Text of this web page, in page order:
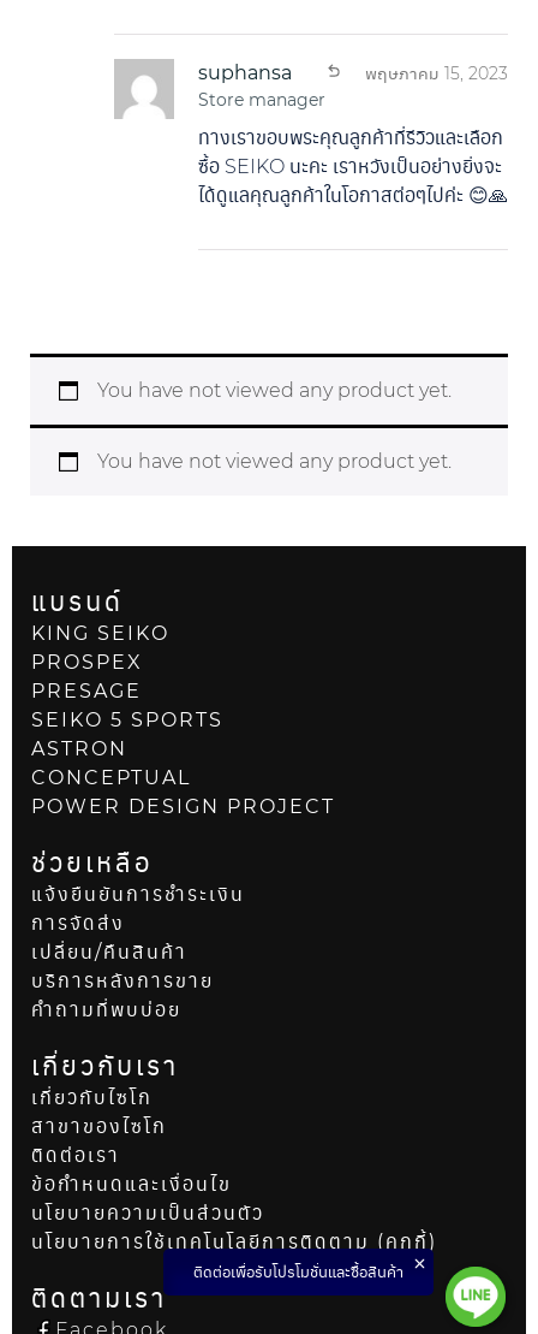
suphansa
Store manager
พฤษภาคม 15, 2023
ทางเราขอบพระคุณลูกค้าที่รีวิวและเลือก
ซื้อ SEIKO นะคะ เราหวังเป็นอย่างยิ่งจะ
ได้ดูแลคุณลูกค้าในโอกาสต่อๆไปค่ะ 😊🙏
You have not viewed any product yet.
You have not viewed any product yet.
แบรนด์
KING SEIKO
PROSPEX
PRESAGE
SEIKO 5 SPORTS
ASTRON
CONCEPTUAL
POWER DESIGN PROJECT
ช่วยเหลือ
แจ้งยืนยันการชำระเงิน
การจัดส่ง
เปลี่ยน/คืนสินค้า
บริการหลังการขาย
คำถามที่พบบ่อย
เกี่ยวกับเรา
เกี่ยวกับไซโก
สาขาของไซโก
ติดต่อเรา
ข้อกำหนดและเงื่อนไข
นโยบายความเป็นส่วนตัว
นโยบายการใช้เทคโนโลยีการติดตาม (คุกกี้)
ติดตามเรา
ติดต่อเพื่อรับโปรโมชั่นและซื้อสินค้า